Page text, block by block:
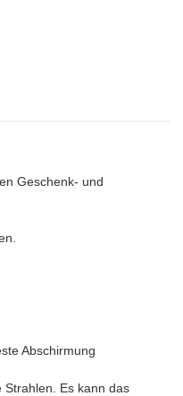
Geschenk- und
Abschirmung
Es kann das